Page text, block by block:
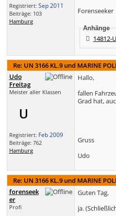
Registriert: Sep 2011
Beiträge: 103
Hamburg
Forenseeker
Anhänge
14812-
Re: UN 3166 KL.9 und MARINE
Udo
Freitag
Meister aller Klassen
U
Registriert: Feb 2009
Beiträge: 762
Hamburg
Hallo,
fallen
Grad hat,
Gruss
Udo
Re: UN 3166 KL.9 und MARINE
forenseek
er
Profi
Guten Tag,
ja.